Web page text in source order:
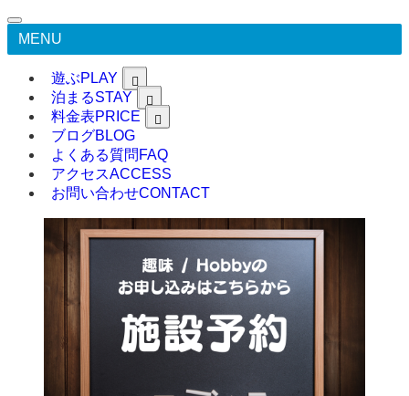
MENU
遊ぶPLAY
泊まるSTAY
料金表PRICE
ブログBLOG
よくある質問 FAQ
アクセスACCESS
お問い合わせCONTACT